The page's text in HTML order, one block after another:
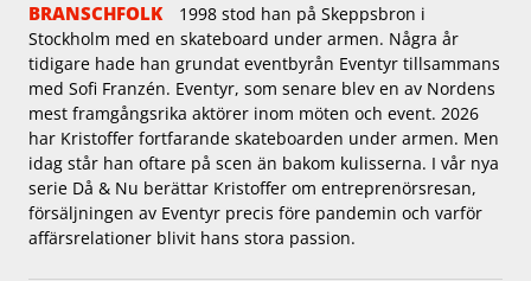
BRANSCHFOLK
1998 stod han på Skeppsbron i
Stockholm med en skateboard under armen. Några år
tidigare hade han grundat eventbyrån Eventyr tillsammans
med Sofi Franzén. Eventyr, som senare blev en av Nordens
mest framgångsrika aktörer inom möten och event. 2026
har Kristoffer fortfarande skateboarden under armen. Men
idag står han oftare på scen än bakom kulisserna. I vår nya
serie Då & Nu berättar Kristoffer om entreprenörsresan,
försäljningen av Eventyr precis före pandemin och varför
affärsrelationer blivit hans stora passion.